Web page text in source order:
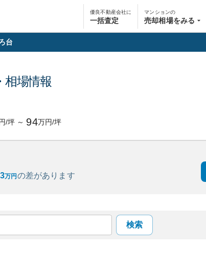
優良不動産会社に
一括査定
マンションの
売却相場をみる
台
相場情報
/坪 ～ 94万円/坪
万円 の差があります
検索